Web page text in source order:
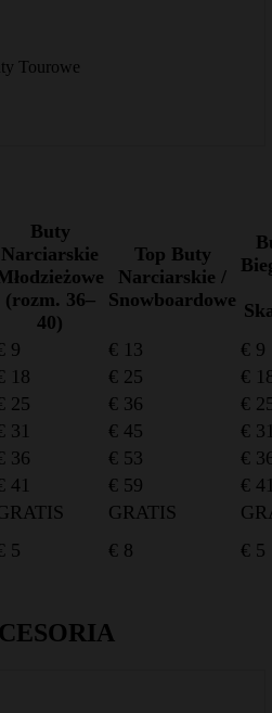
Tourowe
€ 16/dzień
Buty
Narciarskie
(rozm. 36–
40)
Top Buty
Narciarskie /
Snowboardowe
9 € 13
€ 9
18 € 25
€
25 € 36
€
31 € 45
€
36 € 53
€
41 € 59
€
GRATIS
5 € 8 € 5